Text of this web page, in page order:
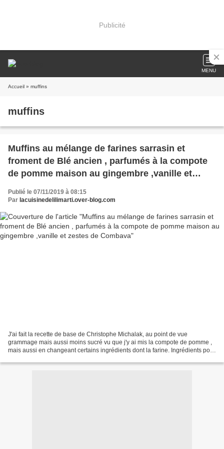
Publicité
MENU
Accueil » muffins
muffins
Muffins au mélange de farines sarrasin et
froment de Blé ancien , parfumés à la compote
de pomme maison au gingembre ,vanille et
zestes de Combava
Publié le 07/11/2019 à 08:15
Par lacuisinedelilimarti.over-blog.com
J'ai fait la recette de base de Christophe Michalak, au point de vue
grammage mais aussi moins sucré vu que j'y ai mis la compote de pomme ,
mais aussi en changeant certains ingrédients dont la farine. Ingrédients pour